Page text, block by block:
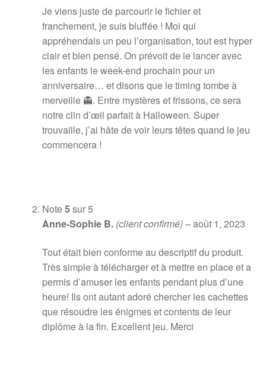
Je viens juste de parcourir le fichier et
franchement, je suis bluffée ! Moi qui
appréhendais un peu l’organisation, tout est hyper
clair et bien pensé. On prévoit de le lancer avec
les enfants le week-end prochain pour un
anniversaire… et disons que le timing tombe à
merveille 👻. Entre mystères et frissons, ce sera
notre clin d’œil parfait à Halloween. Super
trouvaille, j’ai hâte de voir leurs têtes quand le jeu
commencera !
Note5sur 5
Anne-Sophie B. (client confirmé)–août 1, 2023
Tout était bien conforme au descriptif du produit.
Très simple à télécharger et à mettre en place et a
permis d’amuser les enfants pendant plus d’une
heure! Ils ont autant adoré chercher les cachettes
que résoudre les énigmes et contents de leur
diplôme à la fin. Excellent jeu. Merci